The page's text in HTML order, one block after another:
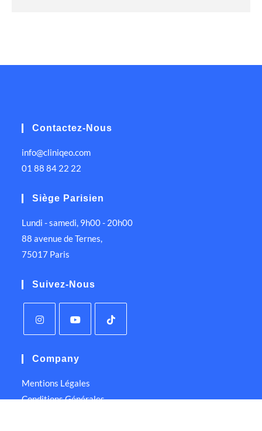
Contactez-Nous
info@cliniqeo.com
01 88 84 22 22
Siège Parisien
Lundi - samedi, 9h00 - 20h00
88 avenue de Ternes,
75017 Paris
Suivez-Nous
Company
Mentions Légales
Conditions Générales